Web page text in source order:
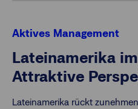
Aktives Management
Lateinamerika
Attraktive
Lateinamerika rückt